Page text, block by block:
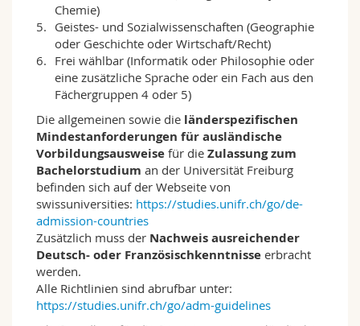
das Genre des amerikanischen Westerns
erforschen und zeitgenössische amerikanische
Dichter treffen. Sie lernen international
anerkannte Gelehrte kennen, die regelmässig
als Gastredner von unserer Universität
eingeladen werden. Wir bieten auch
Austauschprogramme mit unseren
Partneruniversitäten in Nebraska, Mississippi,
Arizona und Southampton, insbesondere für
Bachelorstudierende im ersten und zweiten
Studienjahr. Einige unserer Studierenden haben
Literaturpreise gewonnen und ihre Arbeiten
veröffentlicht. Sie erlebten Intensivwochen zum
Londoner Theater und konnten in Renaissance-
Theaterstücken sowie Filmen an Oxford-
Colleges spielen. Wieder andere haben
Reisestipendien für akademische Konferenzen
von Albuquerque bis Puerto Rico gewonnen.
Die Linguistikstudierenden können sich mithilfe
Chemie)
Geistes- und Sozialwissenschaften (Geographie
oder Geschichte oder Wirtschaft/Recht)
Frei wählbar (Informatik oder Philosophie oder
eine zusätzliche Sprache oder ein Fach aus den
Fächergruppen 4 oder 5)
Die allgemeinen sowie die länderspezifischen
Mindestanforderungen für ausländische
Vorbildungsausweise für die Zulassung zum
Bachelorstudium an der Universität Freiburg
befinden sich auf der Webseite von
swissuniversities: https://studies.unifr.ch/go/de-
admission-countries
Zusätzlich muss der Nachweis ausreichender
Deutsch- oder Französischkenntnisse erbracht
werden.
Alle Richtlinien sind abrufbar unter:
https://studies.unifr.ch/go/adm-guidelines